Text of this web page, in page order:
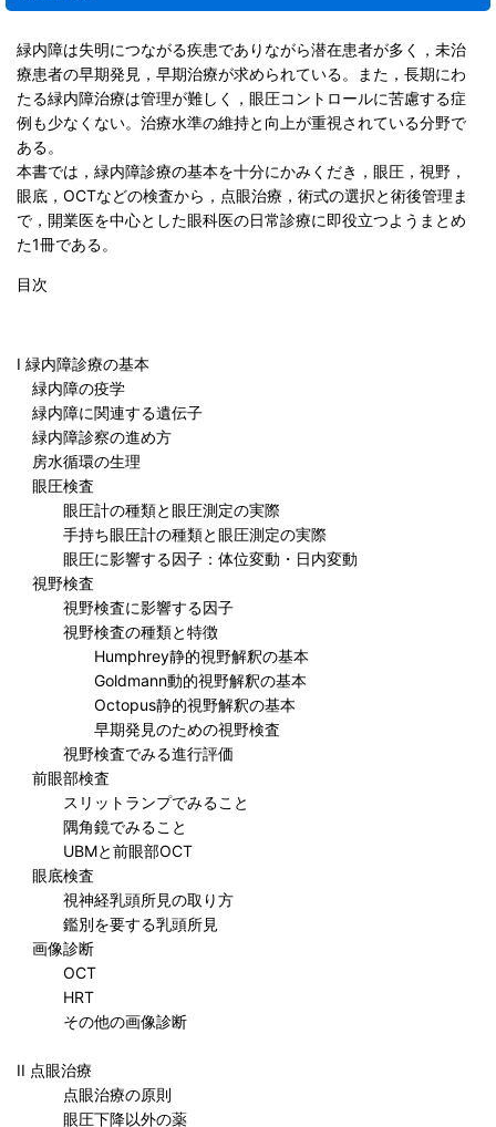
緑内障は失明につながる疾患でありながら潜在患者が多く，未治
療患者の早期発見，早期治療が求められている。また，長期にわ
たる緑内障治療は管理が難しく，眼圧コントロールに苦慮する症
例も少なくない。治療水準の維持と向上が重視されている分野で
ある。
本書では，緑内障診療の基本を十分にかみくだき，眼圧，視野，
眼底，OCTなどの検査から，点眼治療，術式の選択と術後管理ま
で，開業医を中心とした眼科医の日常診療に即役立つようまとめ
た1冊である。
目次
I 緑内障診療の基本
緑内障の疫学
緑内障に関連する遺伝子
緑内障診察の進め方
房水循環の生理
眼圧検査
眼圧計の種類と眼圧測定の実際
手持ち眼圧計の種類と眼圧測定の実際
眼圧に影響する因子：体位変動・日内変動
視野検査
視野検査に影響する因子
視野検査の種類と特徴
Humphrey静的視野解釈の基本
Goldmann動的視野解釈の基本
Octopus静的視野解釈の基本
早期発見のための視野検査
視野検査でみる進行評価
前眼部検査
スリットランプでみること
隅角鏡でみること
UBMと前眼部OCT
眼底検査
視神経乳頭所見の取り方
鑑別を要する乳頭所見
画像診断
OCT
HRT
その他の画像診断
II 点眼治療
点眼治療の原則
眼圧下降以外の薬